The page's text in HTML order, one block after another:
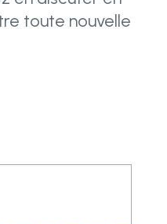
toute nouvelle